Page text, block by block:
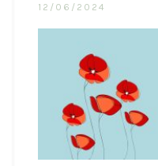
12/06/2024